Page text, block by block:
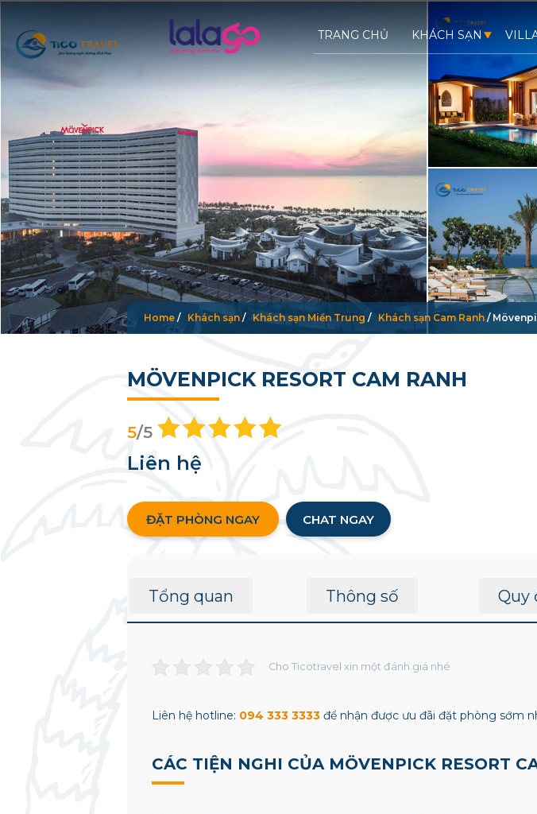
TRANG CHỦ KHÁCH SẠN
Home / Khách sạn / Khách sạn Miền Trung / Khách sạn Cam Ranh /
MÖVENPICK RESORT CAM RANH
5/5
Liên hệ
ĐẶT PHÒNG NGAY CHAT NGAY
Tổng quan Thông số Quy
Cho Ticotravel xin một đánh giá nhé
Liên hệ hotline: 094 333 3333để nhận được ưu đãi đặt phòng sớm
CÁC TIỆN NGHI CỦA MÖVENPICK RESORT